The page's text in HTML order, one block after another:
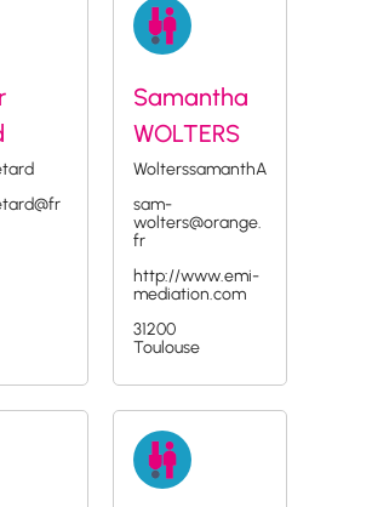
Samantha
WOLTERS
WolterssamanthA
sam-
wolters@orange.
fr
http://www.emi-
mediation.com
31200
Toulouse